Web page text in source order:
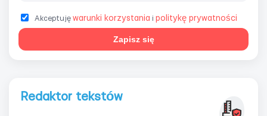
Akceptuję warunki korzystania i politykę prywatności
Zapisz się
Redaktor tekstów